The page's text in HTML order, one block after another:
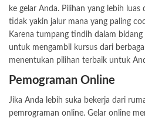
ke gelar Anda. Pilihan yang lebih
tidak yakin jalur mana yang paling
Karena tumpang tindih dalam
untuk mengambil kursus dari
menentukan pilihan terbaik untuk
Pemograman Online
Jika Anda lebih suka bekerja dari
pemrograman online. Gelar online